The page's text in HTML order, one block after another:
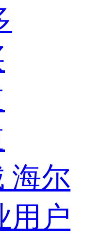
海尔
用户